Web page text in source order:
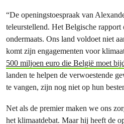
“De openingstoespraak van
teleurstellend. Het Belgische
ondermaats. Ons land voldoet niet
komt zijn engagementen voor
500 miljoen euro die België moet
landen te helpen de verwoestende
te vangen, zijn nog niet op hun
Net als de premier maken we ons
het klimaatdebat. Maar hij heeft de